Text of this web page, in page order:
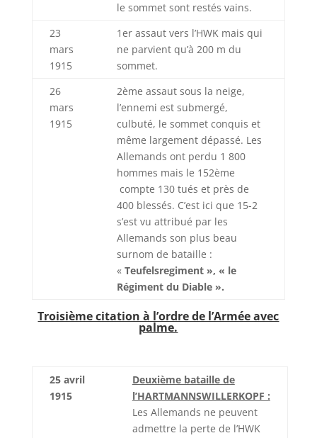
le sommet sont restés vains.
23
mars
1915
1er assaut vers l’HWK mais qui
ne parvient qu’à 200 m du
sommet.
26
mars
1915
2ème assaut sous la neige,
l’ennemi est submergé,
culbuté, le sommet conquis et
même largement dépassé. Les
Allemands ont perdu 1 800
hommes mais le 152ème
compte 130 tués et près de
400 blessés. C’est ici que 15-2
s’est vu attribué par les
Allemands son plus beau
surnom de bataille :
« Teufelsregiment », « le
Régiment du Diable ».
Troisième citation à l’ordre de l’Armée avec
palme.
25 avril
1915
Deuxième bataille de
l’HARTMANNSWILLERKOPF :
Les Allemands ne peuvent
admettre la perte de l’HWK